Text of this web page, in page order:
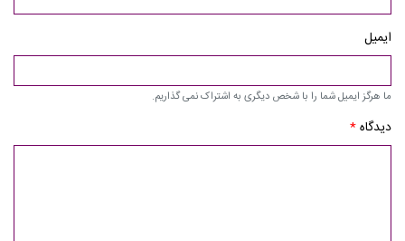
ایمیل
ما هرگز ایمیل شما را با شخص دیگری به اشتراک نمی گذاریم.
دیدگاه*